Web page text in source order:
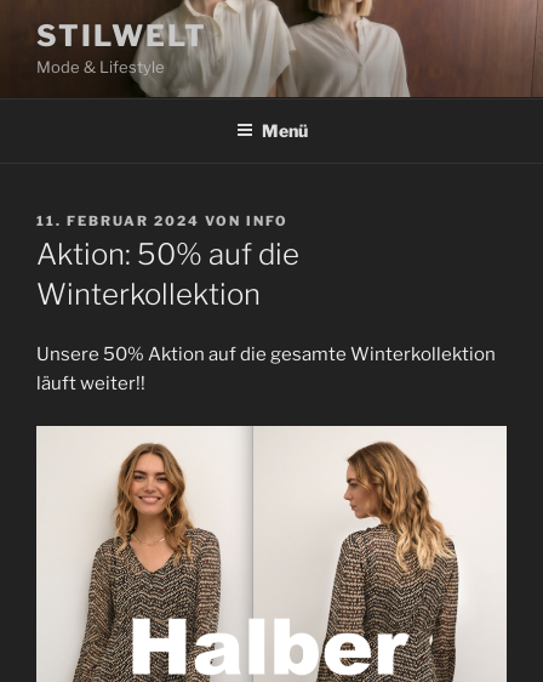
Inhalt
springen
STILWELT
Mode & Lifestyle
Menü
VERÖFFENTLICHT
AM
11. FEBRUAR 2024 VON INFO
Aktion: 50% auf die
Winterkollektion
Unsere 50% Aktion auf die gesamte Winterkollektion
läuft weiter!!